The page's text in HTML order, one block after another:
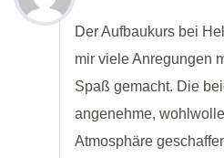
Der Aufbaukurs bei
mir viele Anregungen
Spaß gemacht. Die
angenehme,
Atmosphäre